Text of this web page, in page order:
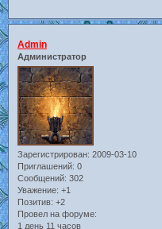
Admin
Администратор
Зарегистрирован: 2009-03-10
Приглашений: 0
Сообщений: 302
Уважение: +1
Позитив: +2
Провел на форуме:
1 день 11 часов